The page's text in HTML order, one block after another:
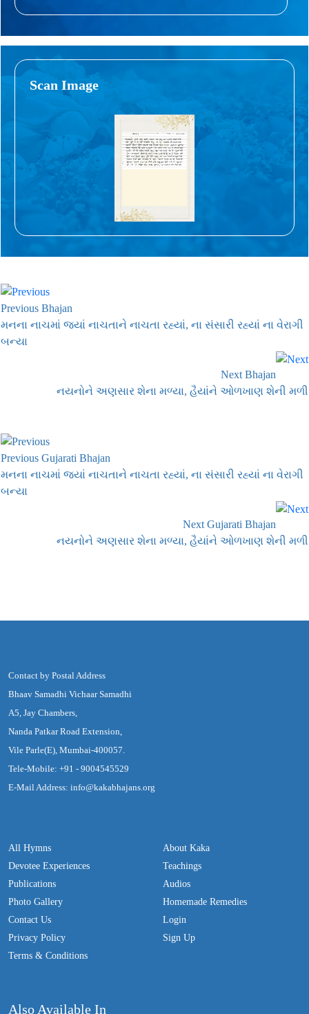
Scan Image
Previous Bhajan
મનના નાચમાં જ્યાં નાચતાને નાચતા રહ્યાં, ના સંસારી રહ્યાં ના વેરાગી
બન્યા
Next Bhajan
નયનોને અણસાર શેના મળ્યા, હૈયાંને ઓળખાણ શેની મળી
Previous Gujarati Bhajan
મનના નાચમાં જ્યાં નાચતાને નાચતા રહ્યાં, ના સંસારી રહ્યાં ના વેરાગી
બન્યા
Next Gujarati Bhajan
નયનોને અણસાર શેના મળ્યા, હૈયાંને ઓળખાણ શેની મળી
Contact by Postal Address
Bhaav Samadhi Vichaar Samadhi
A5, Jay Chambers,
Nanda Patkar Road Extension,
Vile Parle(E), Mumbai-400057.
Tele-Mobile: +91 - 9004545529
E-Mail Address: info@kakabhajans.org
All Hymns
Devotee Experiences
Publications
Photo Gallery
Contact Us
Privacy Policy
Terms & Conditions
About Kaka
Teachings
Audios
Homemade Remedies
Login
Sign Up
Also Available In